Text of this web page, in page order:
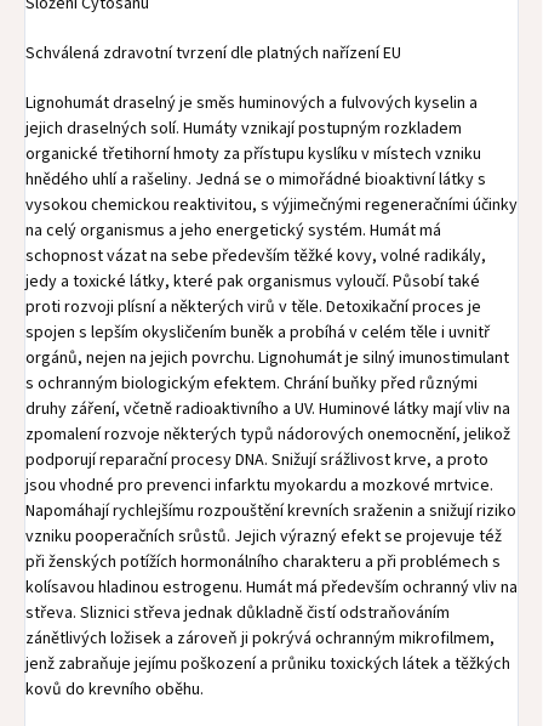
Schválená zdravotní tvrzení dle platných nařízení EU
Lignohumát draselný je směs huminových a fulvových kyselin a
jejich draselných solí. Humáty vznikají postupným rozkladem
organické třetihorní hmoty za přístupu kyslíku v místech vzniku
hnědého uhlí a rašeliny. Jedná se o mimořádné bioaktivní látky s
vysokou chemickou reaktivitou, s výjimečnými regeneračními účinky
na celý organismus a jeho energetický systém. Humát má
schopnost vázat na sebe především těžké kovy, volné radikály,
jedy a toxické látky, které pak organismus vyloučí. Působí také
proti rozvoji plísní a některých virů v těle. Detoxikační proces je
spojen s lepším okysličením buněk a probíhá v celém těle i uvnitř
orgánů, nejen na jejich povrchu. Lignohumát je silný imunostimulant
s ochranným biologickým efektem. Chrání buňky před různými
druhy záření, včetně radioaktivního a UV. Huminové látky mají vliv na
zpomalení rozvoje některých typů nádorových onemocnění, jelikož
podporují reparační procesy DNA. Snižují srážlivost krve, a proto
jsou vhodné pro prevenci infarktu myokardu a mozkové mrtvice.
Napomáhají rychlejšímu rozpouštění krevních sraženin a snižují riziko
vzniku pooperačních srůstů. Jejich výrazný efekt se projevuje též
při ženských potížích hormonálního charakteru a při problémech s
kolísavou hladinou estrogenu. Humát má především ochranný vliv na
střeva. Sliznici střeva jednak důkladně čistí odstraňováním
zánětlivých ložisek a zároveň ji pokrývá ochranným mikrofilmem,
jenž zabraňuje jejímu poškození a průniku toxických látek a těžkých
kovů do krevního oběhu.